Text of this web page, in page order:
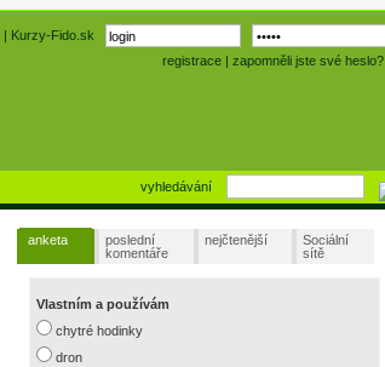
registrace | zapomněli jste své heslo?
| Kurzy-Fido.sk
vyhledávání
anketa
poslední
komentáře
nejčtenější
Sociální
sítě
Vlastním a používám
chytré hodinky
dron